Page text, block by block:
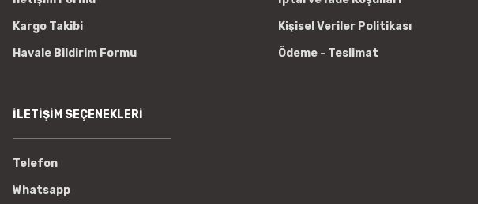
Kargo Takibi
Havale Bildirim Formu
Kişisel Veriler Politikası
Ödeme - Teslimat
İLETİŞİM SEÇENEKLERİ
Telefon
Whatsapp